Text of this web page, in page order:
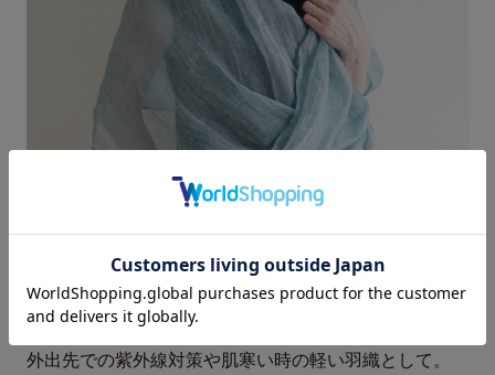
ノースリーブを着た時の二の腕カバーや、
外出先での紫外線対策や肌寒い時の軽い羽織として。